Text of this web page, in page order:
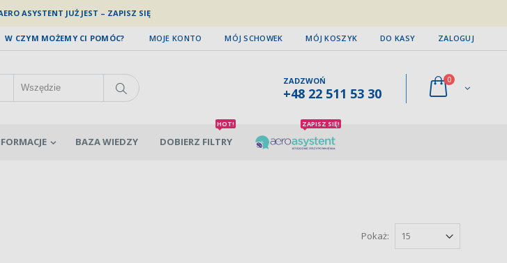
ASYSTENT JUŻ JEST – ZAPISZ SIĘ
MOJE KONTO MÓJ SCHOWEK MÓJ KOSZYK DO KASY ZALOGUJ
W CZYM MOŻEMY CI POMÓC?
ZADZWOŃ
+48 22 511 53 30
0
BAZA WIEDZY DOBIERZ FILTRY
HOT! ZAPISZ SIĘ!
Pokaż: